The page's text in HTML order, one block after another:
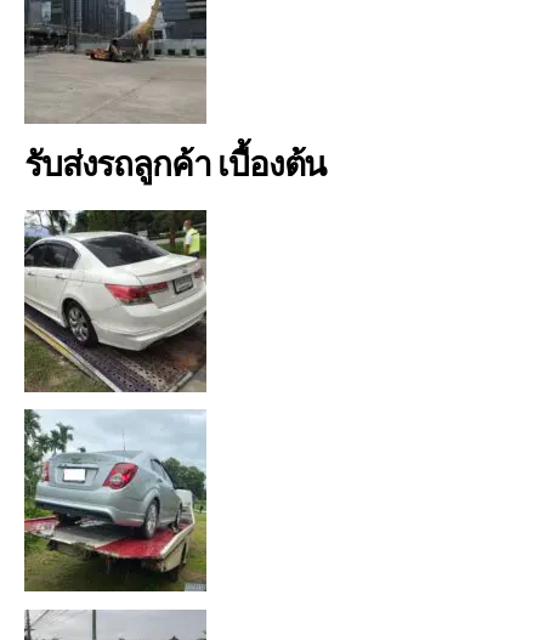
รับส่งรถลูกค้า เบื้องต้น